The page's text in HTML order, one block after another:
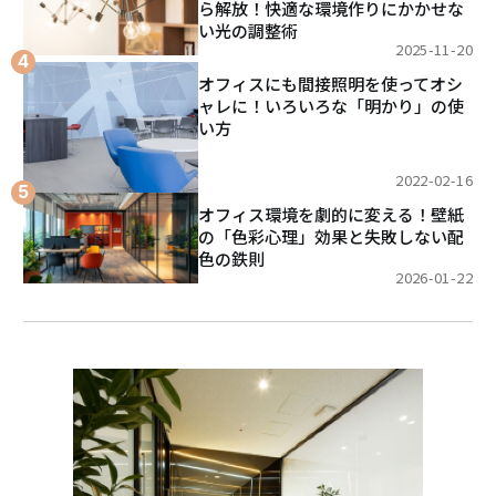
ら解放！快適な環境作りにかかせな
い光の調整術
2025-11-20
オフィスにも間接照明を使ってオシ
ャレに！いろいろな「明かり」の使
い方
2022-02-16
オフィス環境を劇的に変える！壁紙
の「色彩心理」効果と失敗しない配
色の鉄則
2026-01-22